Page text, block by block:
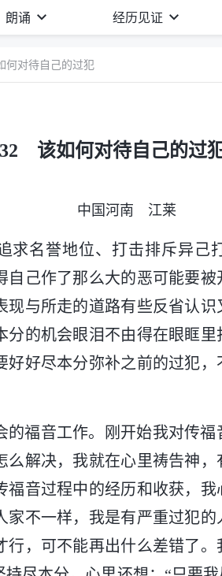
朗诵 经历见证
对待自己的过犯
32 该如何对待自己的过
中国河南 江莱
求名誉地位、打击排斥异己
己作了那么大的恶可能要被
现与所走的道路有些反省认
分的机会眼泪不由得在眼眶
好好尽本分弥补之前的过犯
的福音工作。刚开始我对传
么解决，我就在心里祷告神
福音过程中的经历和收获，
家不一样，我是有严重过犯
行，可不能再出什么差错了